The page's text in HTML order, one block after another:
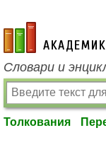
academic.ru
Словари и
Толкования